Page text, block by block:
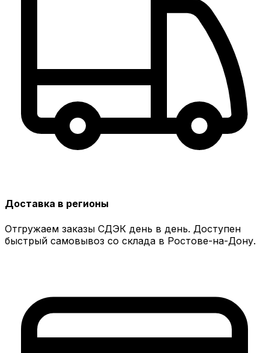
Доставка в регионы
Отгружаем заказы СДЭК день в день. Доступен
быстрый самовывоз со склада в Ростове-на-Дону.